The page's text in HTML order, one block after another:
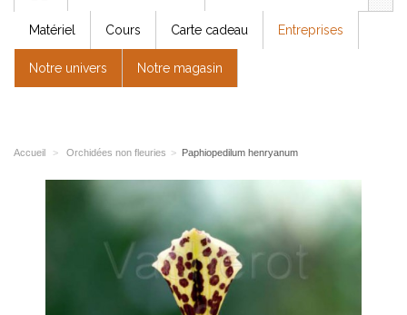
Matériel Cours Carte cadeau Entreprises
Notre univers Notre magasin
Accueil > Orchidées non fleuries > Paphiopedilum henryanum